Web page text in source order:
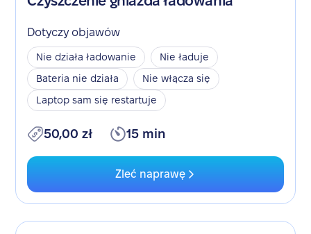
Dotyczy objawów
Nie działa ładowanie
Nie ładuje
Bateria nie działa
Nie włącza się
Laptop sam się restartuje
50,00 zł 15 min
Zleć naprawę